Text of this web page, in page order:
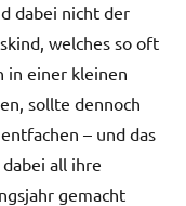
dabei nicht der
welches so oft
in einer kleinen
sollte dennoch
– und das
all ihre
gemacht